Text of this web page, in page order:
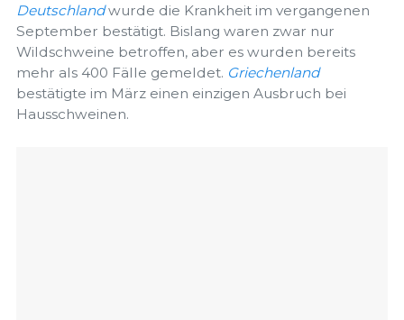
Deutschlandwurde die Krankheit im vergangenen
September bestätigt. Bislang waren zwar nur
Wildschweine betroffen, aber es wurden bereits
mehr als 400 Fälle gemeldet. Griechenland
bestätigte im März einen einzigen Ausbruch bei
Hausschweinen.